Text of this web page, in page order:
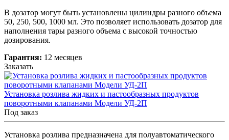
В дозатор могут быть установлены цилиндры разного объема
50, 250, 500, 1000 мл. Это позволяет использовать дозатор для
наполнения тары разного объема с высокой точностью
дозирования.
Гарантия: 12 месяцев
Заказать
Установка розлива жидких и пастообразных продуктов
поворотными клапанами Модели УД-2П
Под заказ
Установка розлива предназначена для полуавтоматического